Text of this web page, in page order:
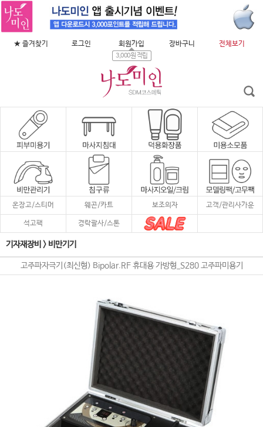
★ 즐겨찾기 로그인 회원가입
3,000원 적립
장바구니 전체보기
온장고/스티머 웨곤/카트 보조의자 고객/관리사가운
석고팩 경락괄사/스톤
기자재장비 > 비만기기
고주파자극기(최신형) Bipolar.RF 휴대용 가방형_S280 고주파미용기